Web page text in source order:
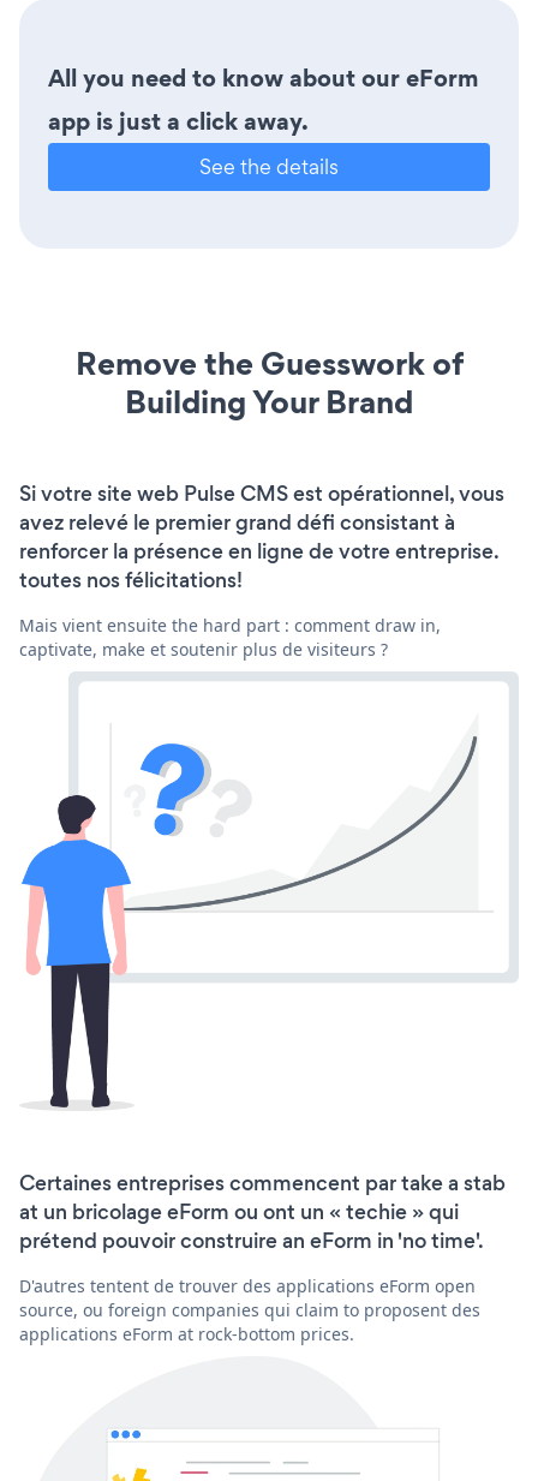
All you need to know about our eForm
app is just a click away.
See the details
Remove the Guesswork of
Building Your Brand
Si votre site web Pulse CMS est opérationnel, vous
avez relevé le premier grand défi consistant à
renforcer la présence en ligne de votre entreprise.
toutes nos félicitations!
Mais vient ensuite the hard part : comment draw in,
captivate, make et soutenir plus de visiteurs ?
Certaines entreprises commencent par take a stab
at un bricolage eForm ou ont un « techie » qui
prétend pouvoir construire an eForm in 'no time'.
D'autres tentent de trouver des applications eForm open
source, ou foreign companies qui claim to proposent des
applications eForm at rock-bottom prices.